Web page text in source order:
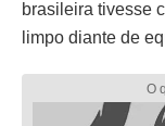
brasileira tivesse
limpo diante de